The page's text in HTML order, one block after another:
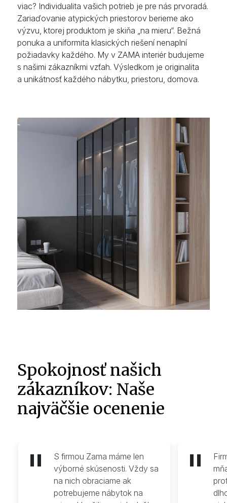
viac? Individualita vašich potrieb je pre nás prvoradá.
Zariaďovanie atypických priestorov berieme ako
výzvu, ktorej produktom je skiňa „na mieru“. Bežná
ponuka a uniformita klasických riešení nenaplní
požiadavky každého. My v ZAMA interiér budujeme
s našimi zákazníkmi vzťah. Výsledkom je originalita
a unikátnosť každého nábytku, priestoru, domova.
Spokojnosť našich
zákazníkov: Naše
najväčšie ocenenie
S firmou Zama máme len
výborné skúsenosti. Vždy sa
na nich obraciame ak
potrebujeme nábytok na